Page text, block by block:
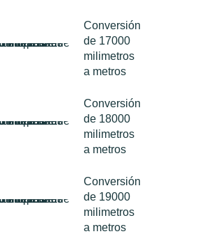
Conversión
de 17000
milimetros
a metros
Conversión
de 18000
milimetros
a metros
Conversión
de 19000
milimetros
a metros